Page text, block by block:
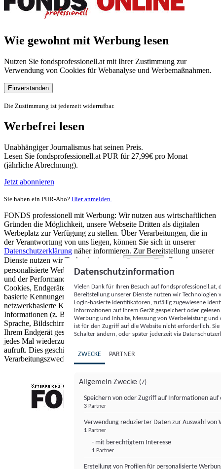
Wie gewohnt mit Werbung lesen
Nutzen Sie fondsprofessionell.at mit Ihrer Zustimmung zur
Verwendung von Cookies für Webanalyse und Werbemaßnahmen.
Einverstanden
Die Zustimmung ist jederzeit widerrufbar.
Werbefrei lesen
Unabhängiger Journalismus hat seinen Preis.
Lesen Sie fondsprofessionell.at PUR für 27,99€ pro Monat
(jährliche Abrechnung).
Jetzt abonnieren
Sie haben ein PUR-Abo? Hier anmelden.
FONDS professionell mit Werbung: Wir nutzen aus wirtschaftlichen
Gründen die Möglichkeit, unsere Webseite Dritten als digitalen
Werbeplatz zur Verfügung zu stellen. Über Verarbeitungen, die in
der Verantwortung von uns liegen, können Sie sich in unserer
Datenschutzerklärung näher informieren. Zur Bereitstellung unserer
Dienste nutzen wir Technologien von
Partnern (5)
. Zwecke:
personalisierte Werbung und Inhalte, Messung von Werbeleistung
und der Performance von Inhalten sowie Zielgruppenforschung.
Cookies, Endgeräte- oder ähnliche Online-Kennungen (z. B. login-
basierte Kennungen, zufällig generierte Kennungen,
netzwerkbasierte Kennungen) können zusammen mit anderen
Informationen (z. B. Browsertyp und Browserinformationen,
Sprache, Bildschirmgröße, unterstützte Technologien usw.) auf
Ihrem Endgerät gespeichert oder von dort ausgelesen werden, um es
jedes Mal wiederzuerkennen, wenn es eine App oder einer Webseite
aufruft. Dies geschieht für einen oder mehrere der hier aufgeführten
Verarbeitungszwecke.
Datenschutzinformation
Vielen Dank für Ihren Besuch auf
Bereitstellung unserer Dienste nutzen wir Technologien
Login-basierte Identifikatoren, zufällig zugewiesene
Informationen auf Ihrem Gerät gespeichert oder
Werbung und Inhalte, Messung von Werbeleistung
ist für den Zugriff auf die Website nicht erforderlich.
Schalter ändern, oder später jederzeit via
ZWECKE PARTNER
Allgemein Zwecke (7)
Speichern von oder Zugriff auf Informationen auf
3 Partner
Verwendung reduzierter Daten zur Auswahl von
1 Partner
- mit berechtigtem Interesse
1 Partner
Erstellung von Profilen für personalisierte
FONDS professionell